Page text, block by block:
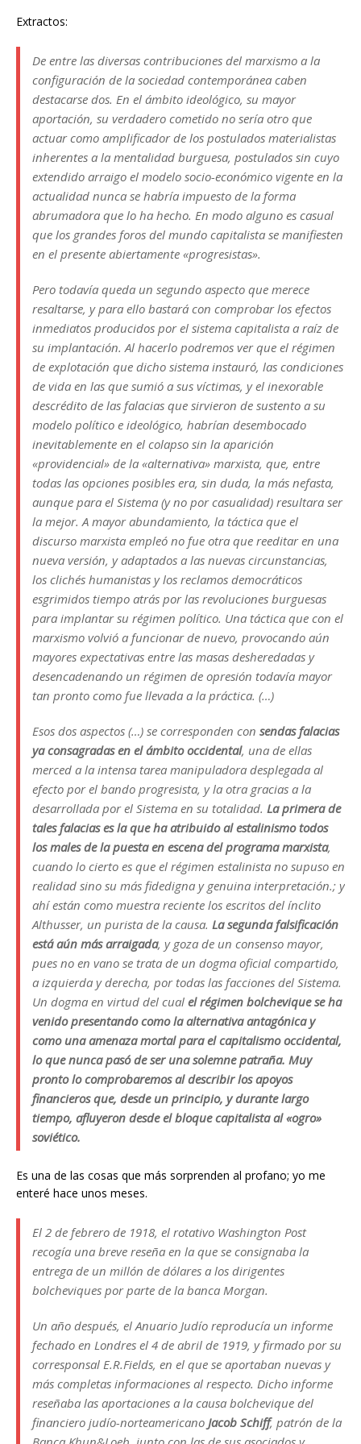
Extractos:
De entre las diversas contribuciones del marxismo a la
configuración de la sociedad contemporánea caben
destacarse dos. En el ámbito ideológico, su mayor
aportación, su verdadero cometido no sería otro que
actuar como amplificador de los postulados materialistas
inherentes a la mentalidad burguesa, postulados sin cuyo
extendido arraigo el modelo socio-económico vigente en la
actualidad nunca se habría impuesto de la forma
abrumadora que lo ha hecho. En modo alguno es casual
que los grandes foros del mundo capitalista se manifiesten
en el presente abiertamente «progresistas».
Pero todavía queda un segundo aspecto que merece
resaltarse, y para ello bastará con comprobar los efectos
inmediatos producidos por el sistema capitalista a raíz de
su implantación. Al hacerlo podremos ver que el régimen
de explotación que dicho sistema instauró, las condiciones
de vida en las que sumió a sus víctimas, y el inexorable
descrédito de las falacias que sirvieron de sustento a su
modelo político e ideológico, habrían desembocado
inevitablemente en el colapso sin la aparición
«providencial» de la «alternativa» marxista, que, entre
todas las opciones posibles era, sin duda, la más nefasta,
aunque para el Sistema (y no por casualidad) resultara ser
la mejor. A mayor abundamiento, la táctica que el
discurso marxista empleó no fue otra que reeditar en una
nueva versión, y adaptados a las nuevas circunstancias,
los clichés humanistas y los reclamos democráticos
esgrimidos tiempo atrás por las revoluciones burguesas
para implantar su régimen político. Una táctica que con el
marxismo volvió a funcionar de nuevo, provocando aún
mayores expectativas entre las masas desheredadas y
desencadenando un régimen de opresión todavía mayor
tan pronto como fue llevada a la práctica. (…)
Esos dos aspectos (…) se corresponden con sendas falacias
ya consagradas en el ámbito occidental, una de ellas
merced a la intensa tarea manipuladora desplegada al
efecto por el bando progresista, y la otra gracias a la
desarrollada por el Sistema en su totalidad. La primera de
tales falacias es la que ha atribuido al estalinismo todos
los males de la puesta en escena del programa marxista,
cuando lo cierto es que el régimen estalinista no supuso en
realidad sino su más fidedigna y genuina interpretación.; y
ahí están como muestra reciente los escritos del ínclito
Althusser, un purista de la causa. La segunda falsificación
está aún más arraigada, y goza de un consenso mayor,
pues no en vano se trata de un dogma oficial compartido,
a izquierda y derecha, por todas las facciones del Sistema.
Un dogma en virtud del cual el régimen bolchevique se ha
venido presentando como la alternativa antagónica y
como una amenaza mortal para el capitalismo occidental,
lo que nunca pasó de ser una solemne patraña. Muy
pronto lo comprobaremos al describir los apoyos
financieros que, desde un principio, y durante largo
tiempo, afluyeron desde el bloque capitalista al «ogro»
soviético.
Es una de las cosas que más sorprenden al profano; yo me
enteré hace unos meses.
El 2 de febrero de 1918, el rotativo Washington Post
recogía una breve reseña en la que se consignaba la
entrega de un millón de dólares a los dirigentes
bolcheviques por parte de la banca Morgan.
Un año después, el Anuario Judío reproducía un informe
fechado en Londres el 4 de abril de 1919, y firmado por su
corresponsal E.R.Fields, en el que se aportaban nuevas y
más completas informaciones al respecto. Dicho informe
reseñaba las aportaciones a la causa bolchevique del
financiero judío-norteamericano Jacob Schiff, patrón de la